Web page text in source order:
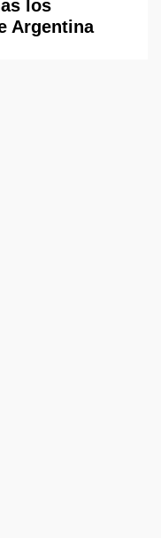
los
Argentina